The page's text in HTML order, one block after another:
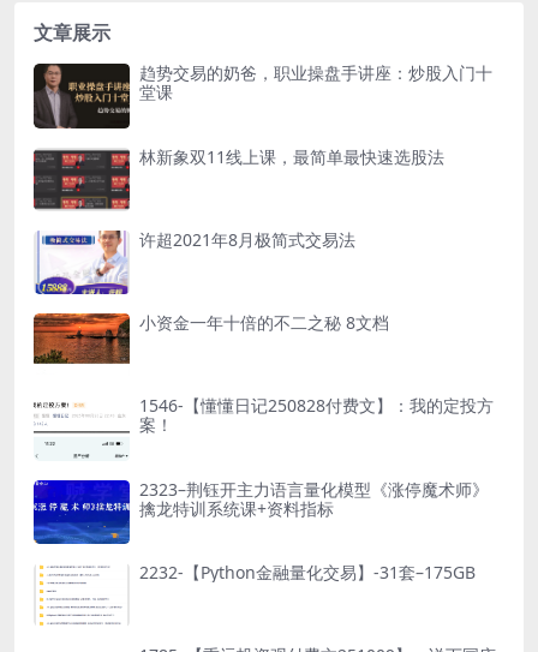
文章展示
趋势交易的奶爸，职业操盘手讲座：炒股入门十
堂课
林新象双11线上课，最简单最快速选股法
许超2021年8月极简式交易法
小资金一年十倍的不二之秘 8文档
1546-【懂懂日记250828付费文】：我的定投方
案！
2323–荆钰开主力语言量化模型《涨停魔术师》
擒龙特训系统课+资料指标
2232-【Python金融量化交易】-31套–175GB